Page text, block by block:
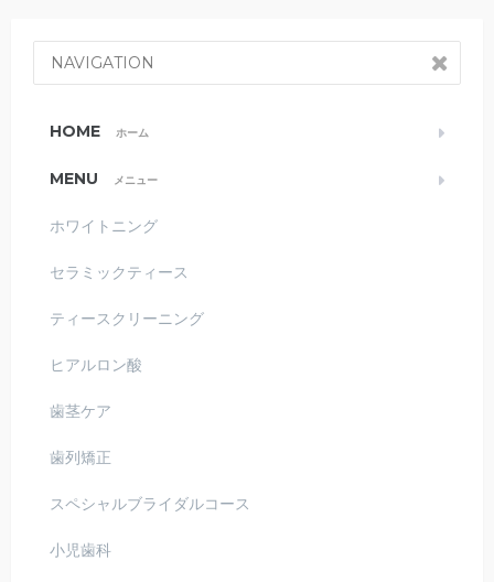
NAVIGATION
HOME ホーム
MENU メニュー
ホワイトニング
セラミックティース
ティースクリーニング
ヒアルロン酸
歯茎ケア
歯列矯正
スペシャルブライダルコース
小児歯科